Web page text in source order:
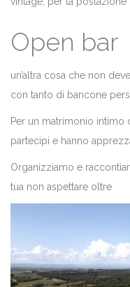
Open bar
un’altra cosa che non
con tanto di bancone
Per un matrimonio intimo
partecipi e hanno
Organizziamo e
tua non aspettare oltre